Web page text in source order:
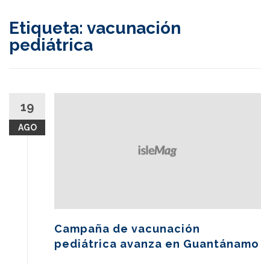
Etiqueta: vacunación
pediátrica
19
AGO
Campaña de vacunación
pediátrica avanza en Guantánamo